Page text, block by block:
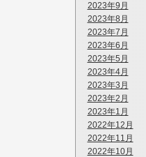
2023年9月
2023年8月
2023年7月
2023年6月
2023年5月
2023年4月
2023年3月
2023年2月
2023年1月
2022年12月
2022年11月
2022年10月